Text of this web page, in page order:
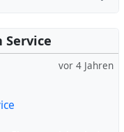
vor 4 Jahren